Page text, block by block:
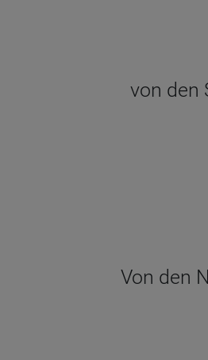
von den
Von den